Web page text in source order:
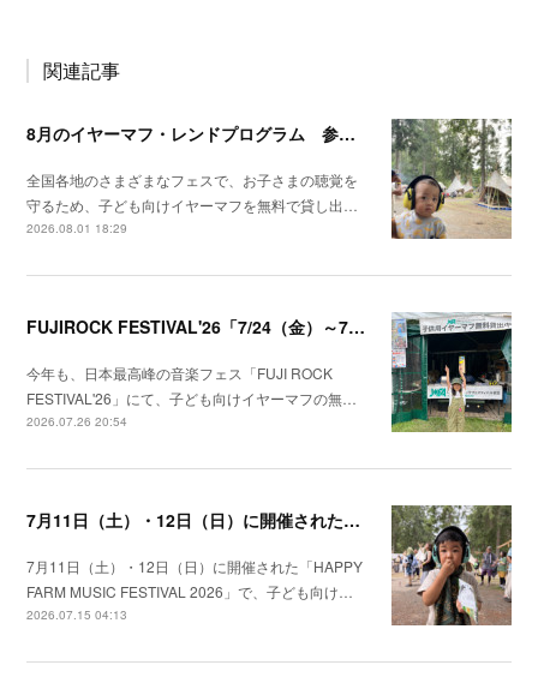
関連記事
8月のイヤーマフ・レンドプログラム 参加・実施予定フェスのお知らせ
全国各地のさまざまなフェスで、お子さまの聴覚を
守るため、子ども向けイヤーマフを無料で貸し出…
2026.08.01 18:29
FUJIROCK FESTIVAL'26「7/24（金）～7/26（日）湯沢町苗場スキー場」にて子供向けイヤーマフの無料貸出しを行いました！
今年も、日本最高峰の音楽フェス「FUJI ROCK
FESTIVAL'26」にて、子ども向けイヤーマフの無…
2026.07.26 20:54
7月11日（土）・12日（日）に開催された「HAPPY FARM 2026」で、子ども向けイヤーマフの無料貸出を実施しました。
7月11日（土）・12日（日）に開催された「HAPPY
FARM MUSIC FESTIVAL 2026」で、子ども向け…
2026.07.15 04:13